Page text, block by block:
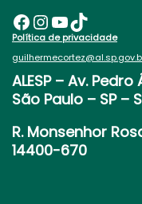
Facebook InstagramYoutube TikTok
Política de privacidade
ALESP – Av. Pedro
São Paulo – SP –
R. Monsenhor
14400-670